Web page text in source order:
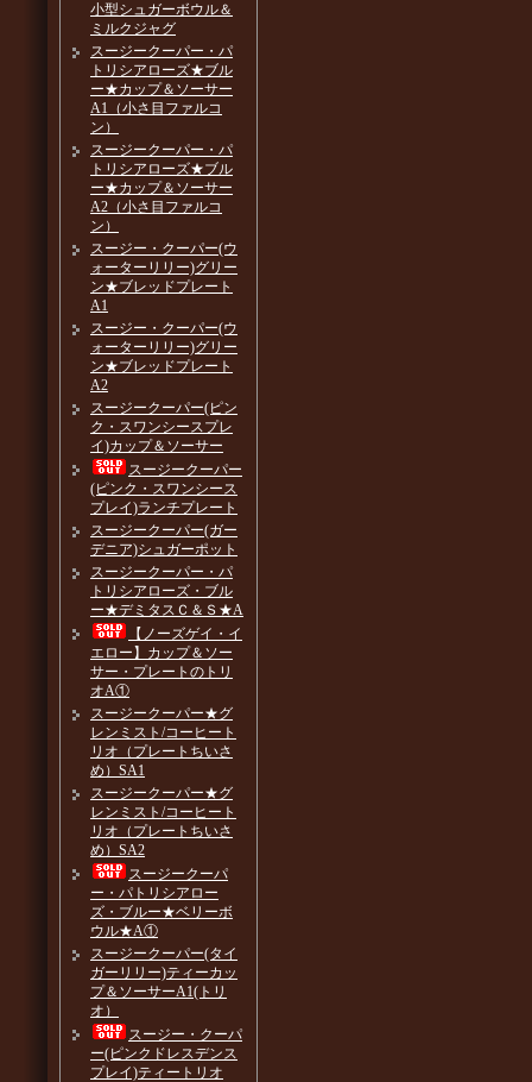
小型シュガーボウル＆
ミルクジャグ
スージークーパー・パ
トリシアローズ★ブル
ー★カップ＆ソーサー
A1（小さ目ファルコ
ン）
スージークーパー・パ
トリシアローズ★ブル
ー★カップ＆ソーサー
A2（小さ目ファルコ
ン）
スージー・クーパー(ウ
ォーターリリー)グリー
ン★ブレッドプレート
A1
スージー・クーパー(ウ
ォーターリリー)グリー
ン★ブレッドプレート
A2
スージークーパー(ピン
ク・スワンシースプレ
イ)カップ＆ソーサー
スージークーパー
(ピンク・スワンシース
プレイ)ランチプレート
スージークーパー(ガー
デニア)シュガーポット
スージークーパー・パ
トリシアローズ・ブル
ー★デミタスＣ＆Ｓ★A
【ノーズゲイ・イ
エロー】カップ＆ソー
サー・プレートのトリ
オA①
スージークーパー★グ
レンミスト/コーヒート
リオ（プレートちいさ
め）SA1
スージークーパー★グ
レンミスト/コーヒート
リオ（プレートちいさ
め）SA2
スージークーパ
ー・パトリシアロー
ズ・ブルー★ベリーボ
ウル★A①
スージークーパー(タイ
ガーリリー)ティーカッ
プ＆ソーサーA1(トリ
オ）
スージー・クーパ
ー(ピンクドレスデンス
プレイ)ティートリオ